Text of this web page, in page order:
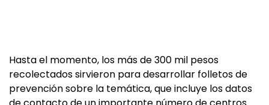
Hasta el momento, los más de 300 mil pesos
recolectados sirvieron para desarrollar folletos de
prevención sobre la temática, que incluye los datos